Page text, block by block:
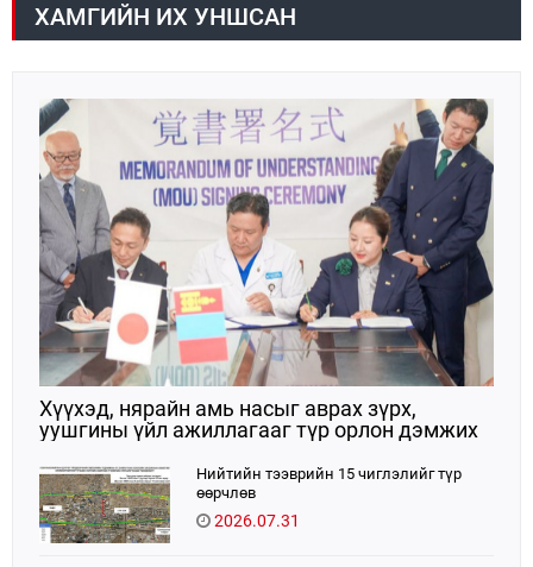
ХАМГИЙН ИХ УНШСАН
Хүүхэд, нярайн амь насыг аврах зүрх,
уушгины үйл ажиллагааг түр орлон дэмжих
Нийтийн тээврийн 15 чиглэлийг түр
өөрчлөв
2026.07.31